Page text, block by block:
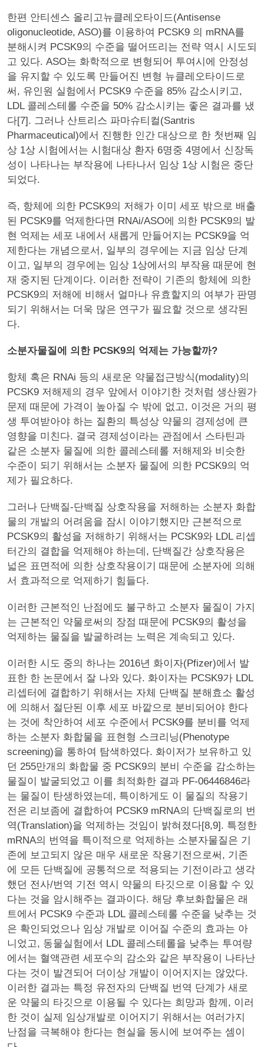
한편 안티센스 올리고뉴클레오타이드(Antisense
oligonucleotide, ASO)를 이용하여 PCSK9 의 mRNA를
분해시켜 PCSK9의 수준을 떨어뜨리는 전략 역시 시도되
고 있다. ASO는 화학적으로 변형되어 투여시에 안정성
을 유지할 수 있도록 만들어진 변형 뉴클레오타이드로
써, 유인원 실험에서 PCSK9 수준을 85% 감소시키고,
LDL 콜레스테롤 수준을 50% 감소시키는 좋은 결과를 냈
다[7]. 그러나 산트리스 파마슈티컬(Santris
Pharmaceutical)에서 진행한 인간 대상으로 한 첫번째 임
상 1상 시험에서는 시험대상 환자 6명중 4명에서 신장독
성이 나타나는 부작용에 나타나서 임상 1상 시험은 중단
되었다.
즉, 항체에 의한 PCSK9의 저해가 이미 세포 밖으로 배출
된 PCSK9를 억제한다면 RNAi/ASO에 의한 PCSK9의 발
현 억제는 세포 내에서 새롭게 만들어지는 PCSK9을 억
제한다는 개념으로서, 일부의 경우에는 지금 임상 단계
이고, 일부의 경우에는 임상 1상에서의 부작용 때문에 현
재 중지된 단계이다. 이러한 전략이 기존의 항체에 의한
PCSK9의 저해에 비해서 얼마나 유효할지의 여부가 판명
되기 위해서는 더욱 많은 연구가 필요할 것으로 생각된
다.
소분자물질에 의한 PCSK9의 억제는 가능할까?
항체 혹은 RNAi 등의 새로운 약물접근방식(modality)의
PCSK9 저해제의 경우 앞에서 이야기한 것처럼 생산원가
문제 때문에 가격이 높아질 수 밖에 없고, 이것은 거의 평
생 투여받아야 하는 질환의 특성상 약물의 경제성에 큰
영향을 미친다. 결국 경제성이라는 관점에서 스타틴과
같은 소분자 물질에 의한 콜레스테롤 저해제와 비슷한
수준이 되기 위해서는 소분자 물질에 의한 PCSK9의 억
제가 필요하다.
그러나 단백질-단백질 상호작용을 저해하는 소분자 화합
물의 개발의 어려움을 잠시 이야기했지만 근본적으로
PCSK9의 활성을 저해하기 위해서는 PCSK9와 LDL 리셉
터간의 결합을 억제해야 하는데, 단백질간 상호작용은
넓은 표면적에 의한 상호작용이기 때문에 소분자에 의해
서 효과적으로 억제하기 힘들다.
이러한 근본적인 난점에도 불구하고 소분자 물질이 가지
는 근본적인 약물로써의 장점 때문에 PCSK9의 활성을
억제하는 물질을 발굴하려는 노력은 계속되고 있다.
이러한 시도 중의 하나는 2016년 화이자(Pfizer)에서 발
표한 한 논문에서 잘 나와 있다. 화이자는 PCSK9가 LDL
리셉터에 결합하기 위해서는 자체 단백질 분해효소 활성
에 의해서 절단된 이후 세포 바깥으로 분비되어야 한다
는 것에 착안하여 세포 수준에서 PCSK9를 분비를 억제
하는 소분자 화합물을 표현형 스크리닝(Phenotype
screening)을 통하여 탐색하였다. 화이저가 보유하고 있
던 255만개의 화합물 중 PCSK9의 분비 수준을 감소하는
물질이 발굴되었고 이를 최적화한 결과 PF-06446846라
는 물질이 탄생하였는데, 특이하게도 이 물질의 작용기
전은 리보좀에 결합하여 PCSK9 mRNA의 단백질로의 번
역(Translation)을 억제하는 것임이 밝혀졌다[8,9]. 특정한
mRNA의 번역을 특이적으로 억제하는 소분자물질은 기
존에 보고되지 않은 매우 새로운 작용기전으로써, 기존
에 모든 단백질에 공통적으로 적용되는 기전이라고 생각
했던 전사/번역 기전 역시 약물의 타깃으로 이용할 수 있
다는 것을 암시해주는 결과이다. 해당 후보화합물은 래
트에서 PCSK9 수준과 LDL 콜레스테롤 수준을 낮추는 것
은 확인되었으나 임상 개발로 이어질 수준의 효과는 아
니었고, 동물실험에서 LDL 콜레스테롤을 낮추는 투여량
에서는 혈액관련 세포수의 감소와 같은 부작용이 나타난
다는 것이 발견되어 더이상 개발이 이어지지는 않았다.
이러한 결과는 특정 유전자의 단백질 번역 단계가 새로
운 약물의 타깃으로 이용될 수 있다는 희망과 함께, 이러
한 것이 실제 임상개발로 이어지기 위해서는 여러가지
난점을 극복해야 한다는 현실을 동시에 보여주는 셈이